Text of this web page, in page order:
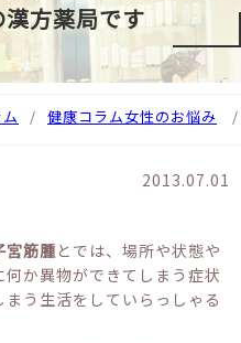
方薬局です
健康コラム女性のお悩み
2013.07.01
宮筋腫 とでは、場所や状態や
か異物ができてしまう症状
う生活をしていらっしゃる